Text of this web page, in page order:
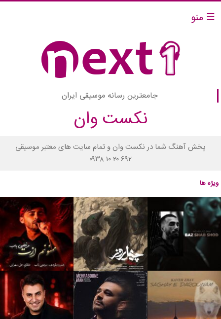
☰ منو
جامعترین رسانه موسیقی ایران
نکست وان
پخش آهنگ شما در نکست وان و تمام سایت های معتبر موسیقی
۰۹۳۸ ۱۰ ۲۰ ۶۹۲
ویژه ها